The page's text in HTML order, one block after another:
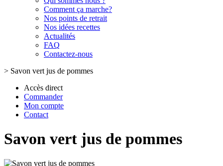
Comment ça marche?
Nos points de retrait
Nos idées recettes
Actualités
FAQ
Contactez-nous
> Savon vert jus de pommes
Accès direct
Commander
Mon compte
Contact
Savon vert jus de pommes